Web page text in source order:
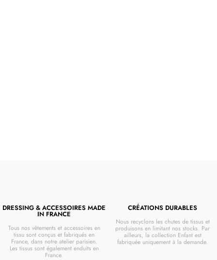
DRESSING & ACCESSOIRES MADE
IN FRANCE
Tous nos vêtements et accessoires en
tissu sont conçus et fabriqués en
France, dans notre atelier parisien.
Les tissus sont également enduits en
France.
CRÉATIONS DURABLES
Nous recyclons les chutes de tissus et
produisons en limitant nos stocks. Par
ailleurs, la collection Enfant est
fabriquée uniquement à la demande.